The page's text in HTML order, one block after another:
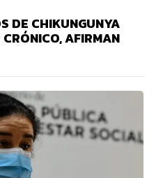
DE CHIKUNGUNYA
AFIRMAN